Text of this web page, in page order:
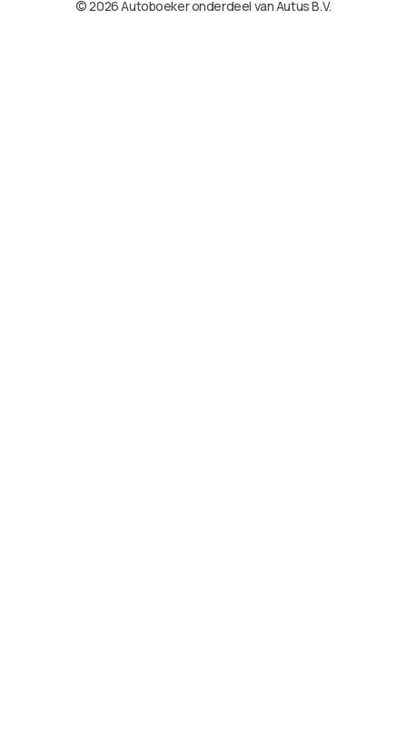
© 2026 Autoboeker onderdeel van Autus B.V.